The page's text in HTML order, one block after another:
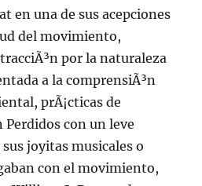
en una de sus acepciones
del movimiento,
por la naturaleza
a la comprensiÃ³n
prÃ¡cticas de
Perdidos con un leve
joyitas musicales o
con el movimiento,